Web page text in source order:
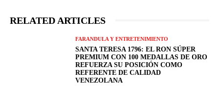
RELATED ARTICLES
FARANDULA Y ENTRETENIMIENTO
SANTA TERESA 1796: EL RON SÚPER
PREMIUM CON 100 MEDALLAS DE ORO
REFUERZA SU POSICIÓN COMO
REFERENTE DE CALIDAD
VENEZOLANA